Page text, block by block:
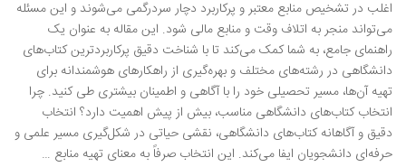
اغلب در تشخیص منابع معتبر و پرکاربرد دچار سردرگمی می‌شوند و این مسئله
می‌تواند منجر به اتلاف وقت و منابع مالی شود. این مقاله به عنوان یک
راهنمای جامع، به شما کمک می‌کند تا با شناخت دقیق پرکاربردترین کتاب‌های
دانشگاهی در رشته‌های مختلف و بهره‌گیری از راهکارهای هوشمندانه برای
تهیه آن‌ها، مسیر تحصیلی خود را با آگاهی و اطمینان بیشتری طی کنید. چرا
انتخاب کتاب‌های دانشگاهی مناسب، بیش از پیش اهمیت دارد؟ انتخاب
دقیق و آگاهانه کتاب‌های دانشگاهی، نقشی حیاتی در شکل‌گیری مسیر علمی و
حرفه‌ای دانشجویان ایفا می‌کند. این انتخاب صرفاً به معنای تهیه منابع …